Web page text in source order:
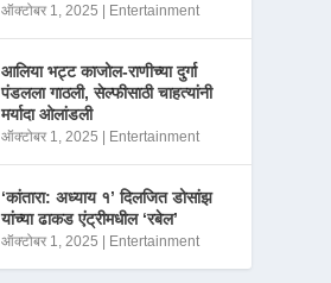
ऑक्टोबर 1, 2025 Entertainment
आलिया भट्ट काजोल-राणीच्या दुर्गा
पंडलला गाठली, सेल्फीसाठी चाहत्यांनी
मर्यादा ओलांडली
ऑक्टोबर 1, 2025 Entertainment
‘कांतारा: अध्याय १’ दिलजित डोसांझ
यांच्या ढाकड एंट्रीमधील ‘रबेल’
ऑक्टोबर 1, 2025 Entertainment